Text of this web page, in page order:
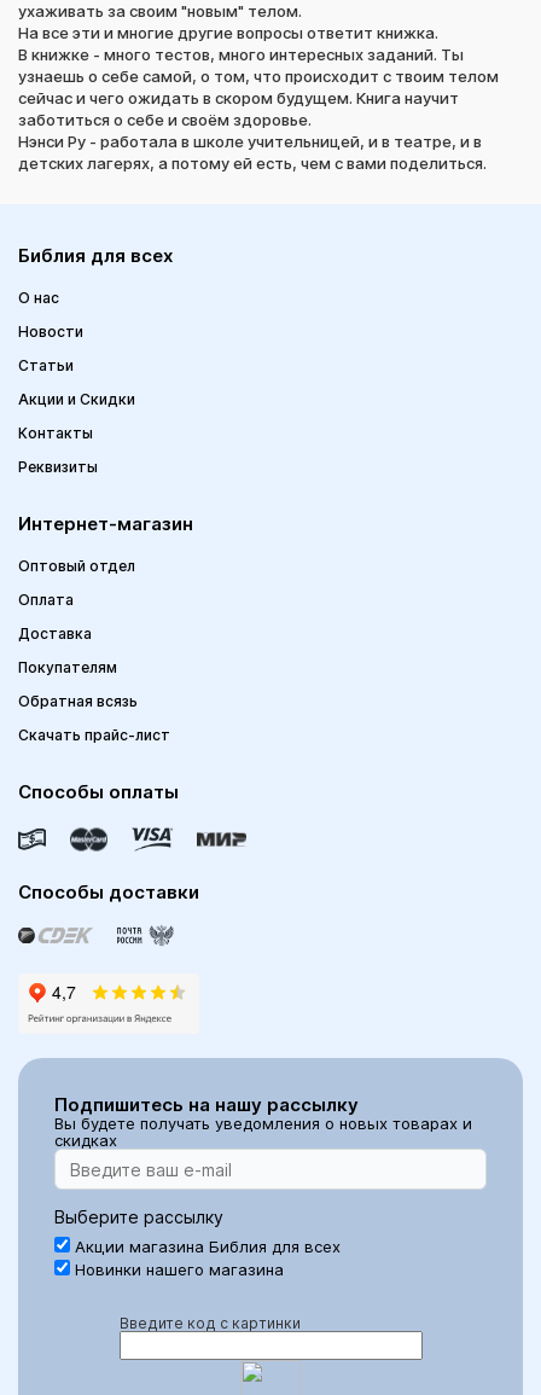
ухаживать за своим "новым" телом.
На все эти и многие другие вопросы ответит книжка.
В книжке - много тестов, много интересных заданий. Ты
узнаешь о себе самой, о том, что происходит с твоим телом
сейчас и чего ожидать в скором будущем. Книга научит
заботиться о себе и своём здоровье.
Нэнси Ру - работала в школе учительницей, и в театре, и в
детских лагерях, а потому ей есть, чем с вами поделиться.
Библия для всех
О нас
Новости
Статьи
Акции и Скидки
Контакты
Реквизиты
Интернет-магазин
Оптовый отдел
Оплата
Доставка
Покупателям
Обратная всязь
Скачать прайс-лист
Способы оплаты
Способы доставки
Подпишитесь на нашу рассылку
Вы будете получать уведомления о новых товарах и
скидках
Выберите рассылку
Акции магазина Библия для всех
Новинки нашего магазина
Введите код с картинки